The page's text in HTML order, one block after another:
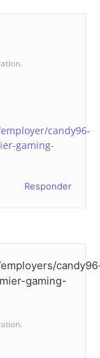
candy96-
gaming-
Responder
gaming-